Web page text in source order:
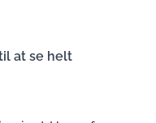
at se helt